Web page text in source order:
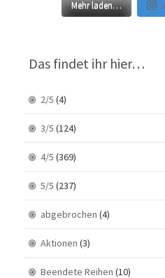
Mehr laden…
Das findet ihr hier…
2/5 (4)
3/5 (124)
4/5 (369)
5/5 (237)
abgebrochen (4)
Aktionen (3)
Beendete Reihen (10)